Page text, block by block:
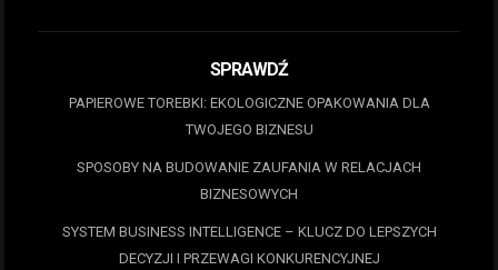
SPRAWDŹ
PAPIEROWE TOREBKI: EKOLOGICZNE OPAKOWANIA DLA
TWOJEGO BIZNESU
SPOSOBY NA BUDOWANIE ZAUFANIA W RELACJACH
BIZNESOWYCH
SYSTEM BUSINESS INTELLIGENCE – KLUCZ DO LEPSZYCH
DECYZJI I PRZEWAGI KONKURENCYJNEJ